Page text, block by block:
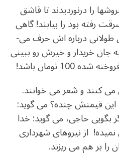
را درنوردیدند تا قاشق
رفته بود را بیابند! گاهی
که چیزی می فروشند، دقایق طولانی درباره­ اش حرف می­
جان خریدار و خیرش رو ببینی
تومان باشد!
کنند و شعر می­ خوانند.
قیمتش چنده؟ می­ گوید:
بگویی حاجی، می­ گوید: خدا
از نیروهای شهرداری
بر هم می ­ریزند.